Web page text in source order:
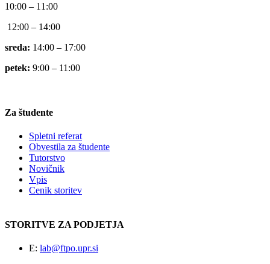
10:00 – 11:00
12:00 – 14:00
sreda: 14:00 – 17:00
petek: 9:00 – 11:00
Za študente
Spletni referat
Obvestila za študente
Tutorstvo
Novičnik
Vpis
Cenik storitev
STORITVE ZA PODJETJA
E: lab@ftpo.upr.si